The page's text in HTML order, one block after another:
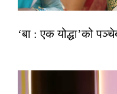
‘बा : एक योद्धा’को